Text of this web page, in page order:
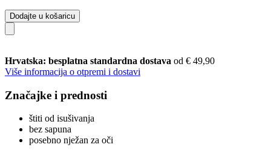
Dodajte u košaricu
Hrvatska: besplatna standardna dostava od € 49,90
Više informacija o otpremi i dostavi
Značajke i prednosti
štiti od isušivanja
bez sapuna
posebno nježan za oči